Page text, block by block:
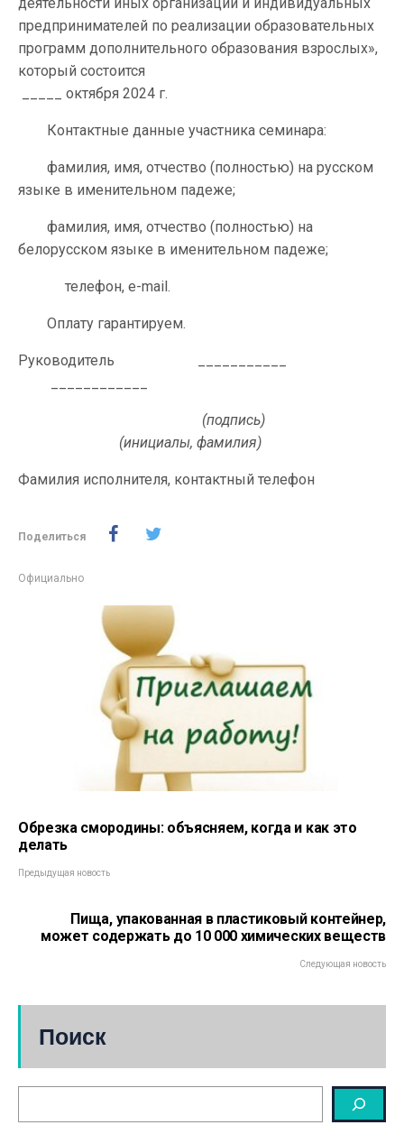
предпринимателей по реализации образовательных
программ дополнительного образования взрослых»,
который состоится
_____ октября 2024 г.
Контактные данные участника семинара:
фамилия, имя, отчество (полностью) на русском
языке в именительном падеже;
фамилия, имя, отчество (полностью) на
белорусском языке в именительном падеже;
телефон, е-mail.
Оплату гарантируем.
Руководитель ___________
(подпись)
(инициалы, фамилия)
Фамилия исполнителя, контактный телефон
Поделиться
Официально
Обрезка смородины: объясняем, когда и как это
делать
Предыдущая новость
Пища, упакованная в пластиковый контейнер,
может содержать до 10 000 химических веществ
Следующая новость
Поиск